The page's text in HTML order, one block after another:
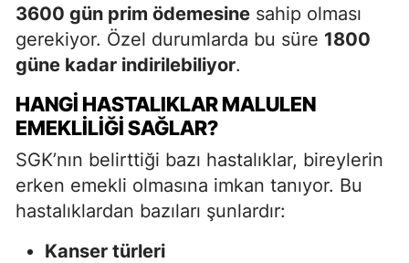
3600 gün prim ödemesine sahip olması
gerekiyor. Özel durumlarda bu süre 1800
güne kadar indirilebiliyor.
HANGI HASTALIKLAR MALULEN
EMEKLILIĞI SAĞLAR?
SGK’nın belirttiği bazı hastalıklar, bireylerin
erken emekli olmasına imkan tanıyor. Bu
hastalıklardan bazıları şunlardır:
Kanser türleri